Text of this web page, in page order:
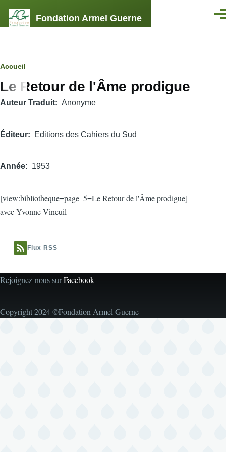
Fondation Armel Guerne
Fil
d'Ariane
Accueil
Le Retour de l'Âme prodigue
Auteur Traduit Anonyme
Éditeur Editions des Cahiers du Sud
Année 1953
[view:bibliotheque=page_5=Le Retour de l'Âme prodigue]
avec Yvonne Vineuil
Flux RSS
Rejoignez-nous surFacebook
Copyright 2024 ©Fondation Armel Guerne